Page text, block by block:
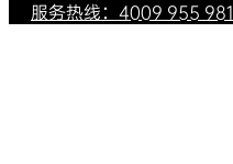
服务热线：4009 955 981